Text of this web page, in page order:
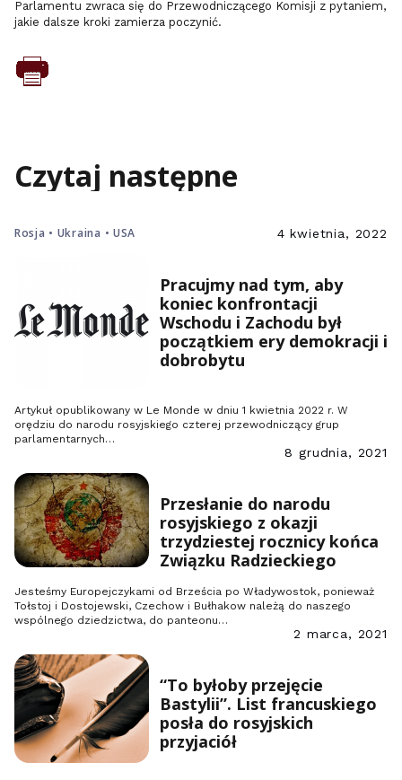
Parlamentu zwraca się do Przewodniczącego Komisji z pytaniem,
jakie dalsze kroki zamierza poczynić.
Czytaj następne
Rosja • Ukraina • USA 4 kwietnia, 2022
Pracujmy nad tym, aby
koniec konfrontacji
Wschodu i Zachodu był
początkiem ery demokracji i
dobrobytu
Artykuł opublikowany w Le Monde w dniu 1 kwietnia 2022 r. W
orędziu do narodu rosyjskiego czterej przewodniczący grup
parlamentarnych…
8 grudnia, 2021
Przesłanie do narodu
rosyjskiego z okazji
trzydziestej rocznicy końca
Związku Radzieckiego
Jesteśmy Europejczykami od Brześcia po Władywostok, ponieważ
Tołstoj i Dostojewski, Czechow i Bułhakow należą do naszego
wspólnego dziedzictwa, do panteonu…
2 marca, 2021
“To byłoby przejęcie
Bastylii”. List francuskiego
posła do rosyjskich
przyjaciół